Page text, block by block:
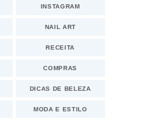
INSTAGRAM
NAIL ART
RECEITA
COMPRAS
DICAS DE BELEZA
MODA E ESTILO